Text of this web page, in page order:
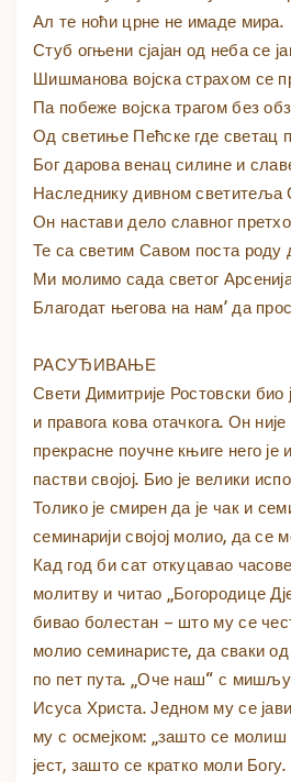
Ал те ноћи црне не имаде мира.
Стуб огњени сјајан од неба се
Шишманова војска страхом се
Па побеже војска трагом без
Од светиње Пећске где светац
Бог дарова венац силине и
Наследнику дивном светитеља
Он настави дело славног
Те са светим Савом поста роду
Ми молимо сада светог
Благодат његова на нам’ да
РАСУЂИВАЊЕ
Свети Димитрије Ростовски био
и правога кова отачкога. Он
прекрасне поучне књиге него
пастви својој. Био је велики
Толико је смирен да је чак и
семинарији својој молио, да се
Кад год би сат откуцавао
молитву и читао „Богородице
бивао болестан – што му се
молио семинаристе, да сваки
по пет пута. „Оче наш“ с
Исуса Христа. Једном му се
му с осмејком: „зашто се молиш
јест, зашто се кратко моли